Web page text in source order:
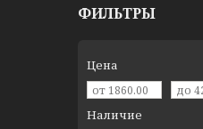
ФИЛЬТРЫ
Цена
Наличие